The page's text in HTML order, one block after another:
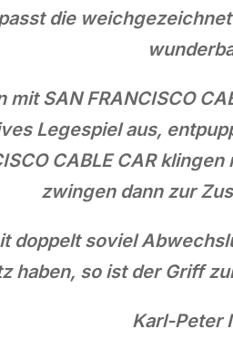
die
SAN FRANCISCO
Legespiel aus,
CABLE CAR
zwingen dann zur
doppelt soviel
haben, so ist der Griff
Karl-Peter